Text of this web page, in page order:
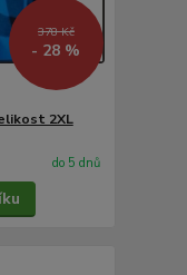
378 Kč
- 28 %
2XL
do 5 dnů